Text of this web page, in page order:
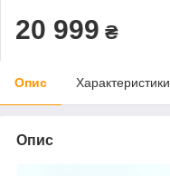
20 999 ₴
Опис Характеристики
Опис